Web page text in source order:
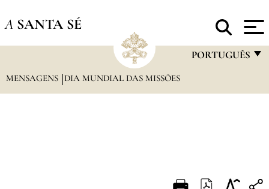
A SANTA SÉ
PORTUGUÊS
MENSAGENS DIA MUNDIAL DAS MISSÕES